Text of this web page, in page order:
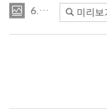
6.jpg 미리보